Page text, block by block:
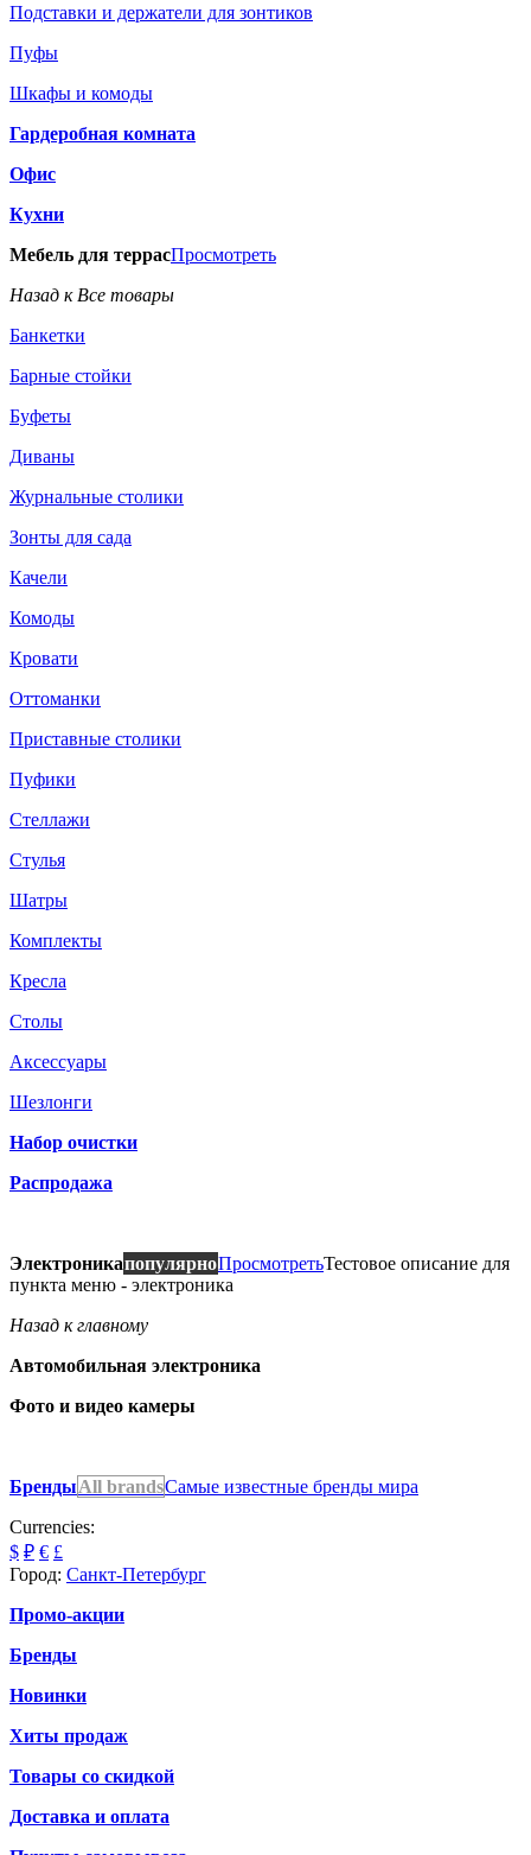
Подставки и держатели для зонтиков
Пуфы
Шкафы и комоды
Гардеробная комната
Офис
Кухни
Мебель для террасПросмотреть
Назад к Все товары
Банкетки
Барные стойки
Буфеты
Диваны
Журнальные столики
Зонты для сада
Качели
Комоды
Кровати
Оттоманки
Приставные столики
Пуфики
Стеллажи
Стулья
Шатры
Комплекты
Кресла
Столы
Аксессуары
Шезлонги
Набор очистки
Распродажа
ЭлектроникапопулярноПросмотретьТестовое описание для
пункта меню - электроника
Назад к главному
Автомобильная электроника
Фото и видео камеры
БрендыAll brandsСамые известные бренды мира
Currencies:
$ ₽ € £
Город: Санкт-Петербург
Промо-акции
Бренды
Новинки
Хиты продаж
Товары со скидкой
Доставка и оплата